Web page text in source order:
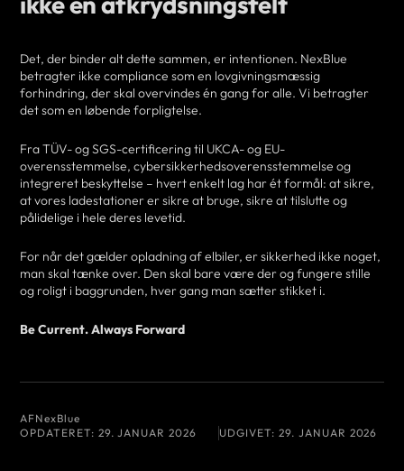
Det, der binder alt dette sammen, er intentionen. NexBlue
betragter ikke compliance som en lovgivningsmæssig
forhindring, der skal overvindes én gang for alle. Vi betragter
det som en løbende forpligtelse.
Fra TÜV- og SGS-certificering til UKCA- og EU-
overensstemmelse, cybersikkerhedsoverensstemmelse og
integreret beskyttelse – hvert enkelt lag har ét formål: at sikre,
at vores ladestationer er sikre at bruge, sikre at tilslutte og
pålidelige i hele deres levetid.
For når det gælder opladning af elbiler, er sikkerhed ikke noget,
man skal tænke over. Den skal bare være der og fungere stille
og roligt i baggrunden, hver gang man sætter stikket i.
Be Current. Always Forward
AFNexBlue
OPDATERET: 29. JANUAR 2026 UDGIVET: 29. JANUAR 2026